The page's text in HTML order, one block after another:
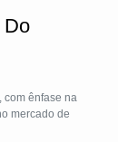
Do
com ênfase na
mercado de